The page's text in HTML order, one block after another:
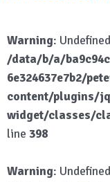
Warning:
/data/b/a/
6e324637e7b2/
content/plugins/
widget/classes/
line 398
Warning: